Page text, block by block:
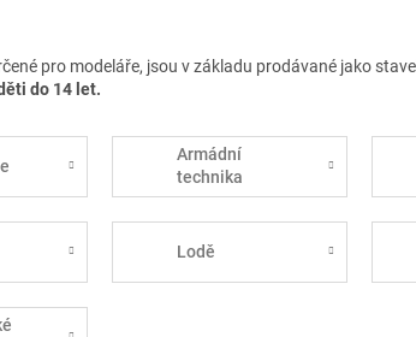
pro modeláře, jsou v základu prodávané jako
do 14 let.
Armádní
technika
Lodě